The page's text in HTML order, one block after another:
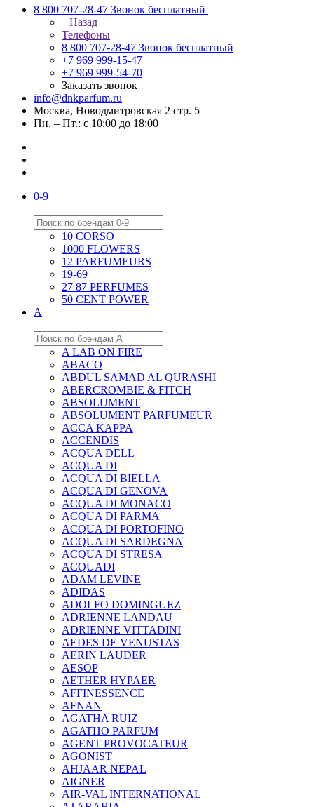
8 800 707-28-47 Звонок бесплатный
Назад
Телефоны
8 800 707-28-47 Звонок бесплатный
+7 969 999-15-47
+7 969 999-54-70
Заказать звонок
info@dnkparfum.ru
Москва, Новодмитровская 2 стр. 5
Пн. – Пт.: с 10:00 до 18:00
0-9
10 CORSO
1000 FLOWERS
12 PARFUMEURS
19-69
27 87 PERFUMES
50 CENT POWER
A
A LAB ON FIRE
ABACO
ABDUL SAMAD AL QURASHI
ABERCROMBIE & FITCH
ABSOLUMENT
ABSOLUMENT PARFUMEUR
ACCA KAPPA
ACCENDIS
ACQUA DELL
ACQUA DI
ACQUA DI BIELLA
ACQUA DI GENOVA
ACQUA DI MONACO
ACQUA DI PARMA
ACQUA DI PORTOFINO
ACQUA DI SARDEGNA
ACQUA DI STRESA
ACQUADI
ADAM LEVINE
ADIDAS
ADOLFO DOMINGUEZ
ADRIENNE LANDAU
ADRIENNE VITTADINI
AEDES DE VENUSTAS
AERIN LAUDER
AESOP
AETHER HYPAER
AFFINESSENCE
AFNAN
AGATHA RUIZ
AGATHO PARFUM
AGENT PROVOCATEUR
AGONIST
AHJAAR NEPAL
AIGNER
AIR-VAL INTERNATIONAL